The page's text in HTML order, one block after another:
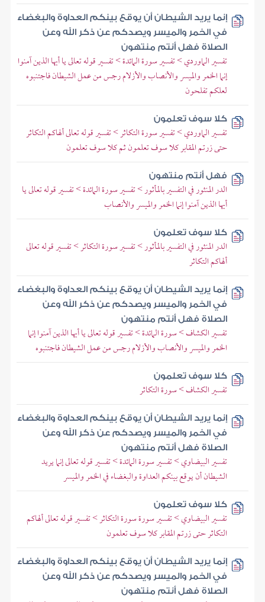
إنما يريد الشيطان أن يوقع بينكم العداوة والبغضاء
في الخمر والميسر ويصدكم عن ذكر الله وعن
الصلاة فهل أنتم منتهون
تفسير الماوردي > تفسير سورة المائدة > تفسير قوله تعالى يا أيها الذين آمنوا
إنما الخمر والميسر والأنصاب والأزلام رجس من عمل الشيطان فاجتنبوه
لعلكم تفلحون
كلا سوف تعلمون
تفسير الماوردي > تفسير سورة التكاثر > تفسير قوله تعالى ألهاكم التكاثر
حتى زرتم المقابر كلا سوف تعلمون ثم كلا سوف تعلمون
فهل أنتم منتهون
الدر المنثور في التفسير بالمأثور > تفسير سورة المائدة > تفسير قوله تعالى يا
أيها الذين آمنوا إنما الخمر والميسر والأنصاب
كلا سوف تعلمون
الدر المنثور في التفسير بالمأثور > تفسير سورة التكاثر > تفسير قوله تعالى
ألهاكم التكاثر
إنما يريد الشيطان أن يوقع بينكم العداوة والبغضاء
في الخمر والميسر ويصدكم عن ذكر الله وعن
الصلاة فهل أنتم منتهون
تفسير الكشاف > سورة المائدة > تفسير قوله تعالى يا أيها الذين آمنوا إنما
الخمر والميسر والأنصاب والأزلام رجس من عمل الشيطان فاجتنبوه
كلا سوف تعلمون
تفسير الكشاف > سورة التكاثر
إنما يريد الشيطان أن يوقع بينكم العداوة والبغضاء
في الخمر والميسر ويصدكم عن ذكر الله وعن
الصلاة فهل أنتم منتهون
تفسير البيضاوي > تفسير سورة المائدة > تفسير قوله تعالى إنما يريد
الشيطان أن يوقع بينكم العداوة والبغضاء في الخمر والميسر
كلا سوف تعلمون
تفسير البيضاوي > تفسير سورة سورة التكاثر > تفسير قوله تعالى ألهاكم
التكاثر حتى زرتم المقابر كلا سوف تعلمون
إنما يريد الشيطان أن يوقع بينكم العداوة والبغضاء
في الخمر والميسر ويصدكم عن ذكر الله وعن
الصلاة فهل أنتم منتهون